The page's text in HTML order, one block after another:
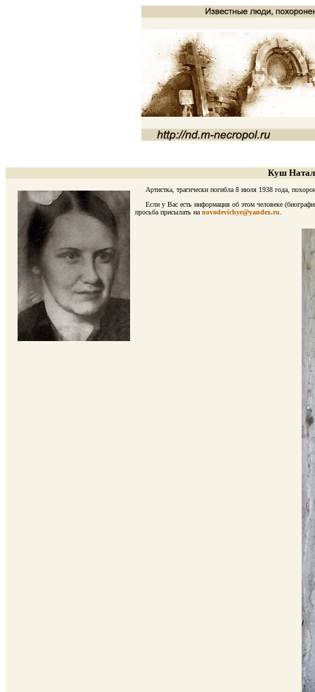
Куш
Артистка, трагически погибла 8 июля 1938 года,
Если у Вас есть информация об этом человеке
просьба присылать на novodevichye@yandex.ru